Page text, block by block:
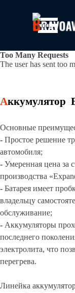
Too Many Requests
The user has sent too
Аккумулятор
Основные
- Простое решение
автомобиля;
- Умеренная цена за
производства
- Батарея имеет
владельцу
обслуживание;
- Аккумуляторы
последнего
электролита, что
перегрева.
Линейка